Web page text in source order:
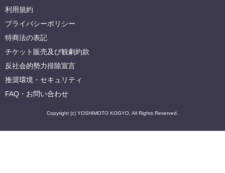
利用規約
プライバシーポリシー
特商法の表記
チケット販売及び観劇約款
反社会的勢力排除宣言
推奨環境・セキュリティ
FAQ・お問い合わせ
Copyright (c) YOSHIMOTO KOGYO. All Rights Reserved.